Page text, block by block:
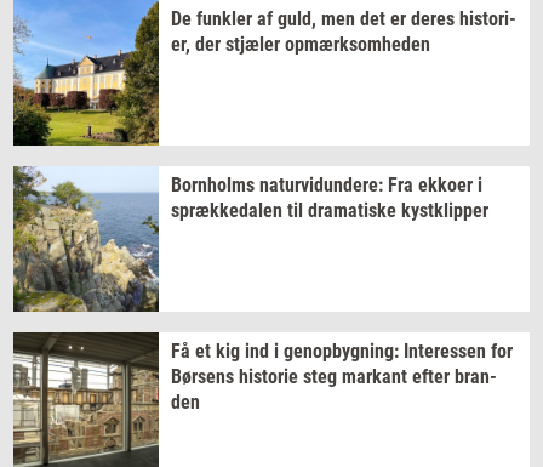
De funk­ler af guld, men det er deres hi­sto­ri­
er, der stjæ­ler op­mærk­som­he­den
Born­holms na­tur­vi­dun­de­re: Fra ek­ko­er i
spræk­ke­da­len til dra­ma­ti­ske kyst­klip­per
Få et kig ind i genop­byg­ning: In­ter­es­sen for
Bør­sens hi­sto­rie steg mar­kant efter bran­
den